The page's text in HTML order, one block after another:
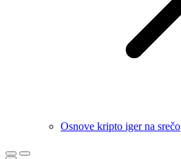
Osnove kripto iger na srečo